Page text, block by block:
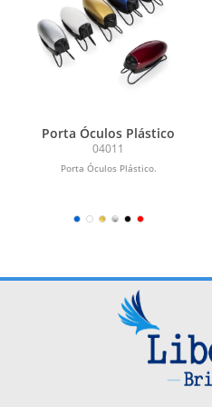
Porta Óculos Plástico
04011
Porta Óculos Plástico.